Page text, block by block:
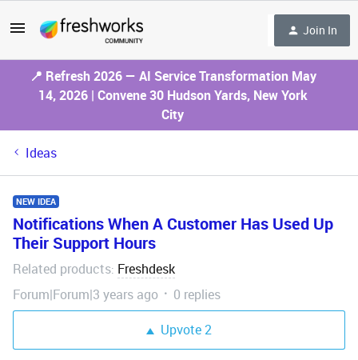
Join In
📍 Refresh 2026 — AI Service Transformation May
14, 2026 | Convene 30 Hudson Yards, New York
City
Ideas
NEW IDEA
Notifications When A Customer Has Used Up
Their Support Hours
Related products: Freshdesk
Forum|Forum|3 years ago
0 replies
Upvote2